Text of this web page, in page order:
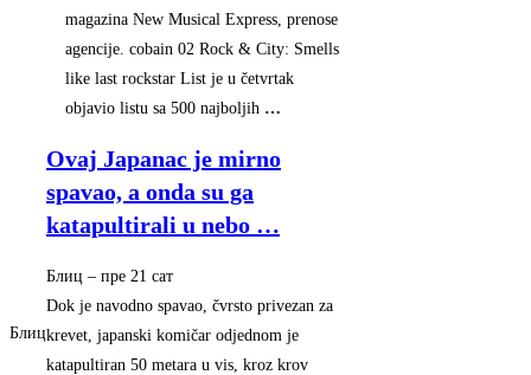
magazina New Musical Express, prenose
agencije. cobain 02 Rock & City: Smells
like last rockstar List je u četvrtak
objavio listu sa 500 najboljih …
Блиц
Ovaj Japanac je mirno
spavao, a onda su ga
katapultirali u nebo …
Блиц – ‎пре 21 сат‎
Dok je navodno spavao, čvrsto privezan za
krevet, japanski komičar odjednom je
katapultiran 50 metara u vis, kroz krov